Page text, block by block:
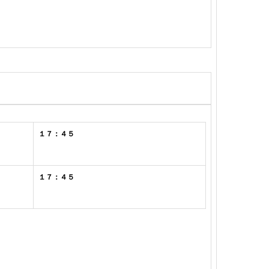
１７：４５
１７：４５